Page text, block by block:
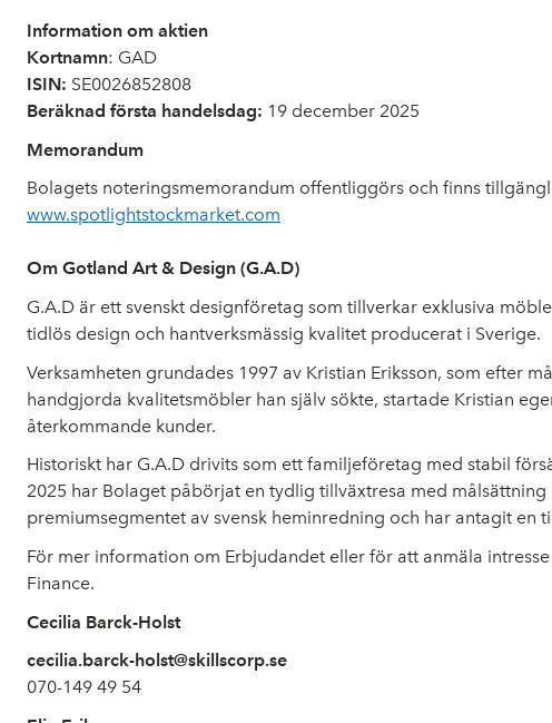
Information om aktien
Kortnamn: GAD
ISIN: SE0026852808
Beräknad första handelsdag: 19 december 2025
Memorandum
Bolagets noteringsmemorandum offentliggörs och finns
www.spotlightstockmarket.com
Om Gotland Art & Design (G.A.D)
G.A.D är ett svenskt designföretag som tillverkar exklusiva
tidlös design och hantverksmässig kvalitet producerat i Sverige.
Verksamheten grundades 1997 av Kristian Eriksson, som efter
handgjorda kvalitetsmöbler han själv sökte, startade Kristian
återkommande kunder.
Historiskt har G.A.D drivits som ett familjeföretag med stabil
2025 har Bolaget påbörjat en tydlig tillväxtresa med
premiumsegmentet av svensk heminredning och har antagit
För mer information om Erbjudandet eller för att anmäla
Finance.
Cecilia Barck-Holst
cecilia.barck-holst@skillscorp.se
070-149 49 54